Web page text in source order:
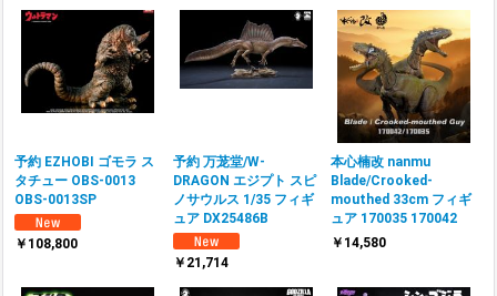
予約 EZHOBI ゴモラ ス
タチュー OBS-0013
OBS-0013SP
￥108,800
予約 万茏堂/W-
DRAGON エジプト スピ
ノサウルス 1/35 フィギ
ュア DX25486B
￥21,714
本心楠改 nanmu
Blade/Crooked-
mouthed 33cm フィギ
ュア 170035 170042
￥14,580